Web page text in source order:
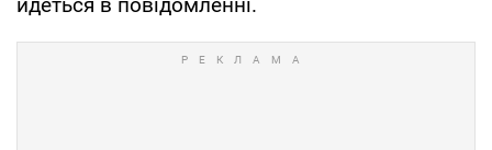
йдеться в повідомленні.